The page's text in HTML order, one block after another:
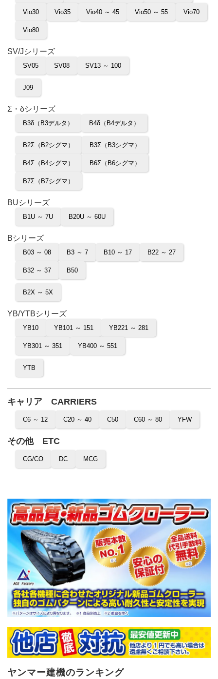
Vio30 Vio35 Vio40 ～ 45 Vio50 ～ 55 Vio70
Vio80
SV/Jシリーズ
SV05 SV08 SV13 ～ 100
J09
Σ・δシリーズ
B3δ（B3デルタ） B4δ（B4デルタ）
B2Σ（B2シグマ） B3Σ（B3シグマ）
B4Σ（B4シグマ） B6Σ（B6シグマ）
B7Σ（B7シグマ）
BUシリーズ
B1U ～ 7U B20U ～ 60U
Bシリーズ
B03 ～ 08 B3 ～ 7 B10 ～ 17 B22 ～ 27
B32 ～ 37 B50
B2X ～ 5X
YB/YTBシリーズ
YB10 YB101 ～ 151 YB221 ～ 281
YB301 ～ 351 YB400 ～ 551
YTB
キャリア CARRIERS
C6 ～ 12 C20 ～ 40 C50 C60 ～ 80 YFW
その他 ETC
CG/CO DC MCG
ヤンマー建機のランキング